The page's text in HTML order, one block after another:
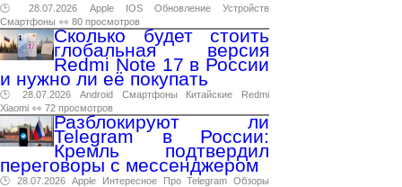
🕑 28.07.2026 Apple IOS Обновление
Устройств
Смартфоны 👀 80 просмотров
Сколько будет стоить
глобальная версия
Redmi Note 17 в России
и нужно ли её покупать
🕑 28.07.2026 Android Смартфоны Китайские
Redmi
Xiaomi 👀 72 просмотров
Разблокируют ли
Telegram в России:
Кремль подтвердил
переговоры с мессенджером
🕑 28.07.2026 Apple Интересное Про Telegram Обзоры